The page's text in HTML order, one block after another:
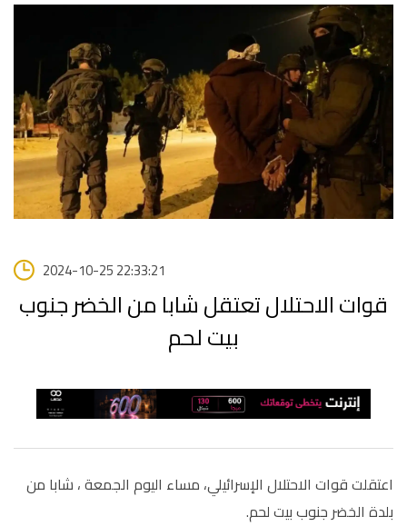
2024-10-25 22:33:21
قوات الاحتلال تعتقل شابا من الخضر جنوب
بيت لحم
اعتقلت قوات الاحتلال الإسرائيلي، مساء اليوم الجمعة ، شابا من
بلدة الخضر جنوب بيت لحم.